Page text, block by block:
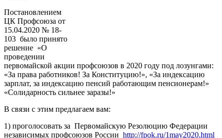
Постановлением
ЦК Профсоюза от
15.04.2020 № 18-
103 было принято
решение «О
проведении
первомайской акции профсоюзов в 2020 году под лозунгами:
«За права работников! За Конституцию!», «За индексацию
зарплат, за индексацию пенсий работающим пенсионерам!»
«Солидарность сильнее заразы!»
В связи с этим предлагаем вам:
1) проголосовать за Первомайскую Резолюцию Федерации
независимых профсоюзов России http://fpok.ru/1may2020.html